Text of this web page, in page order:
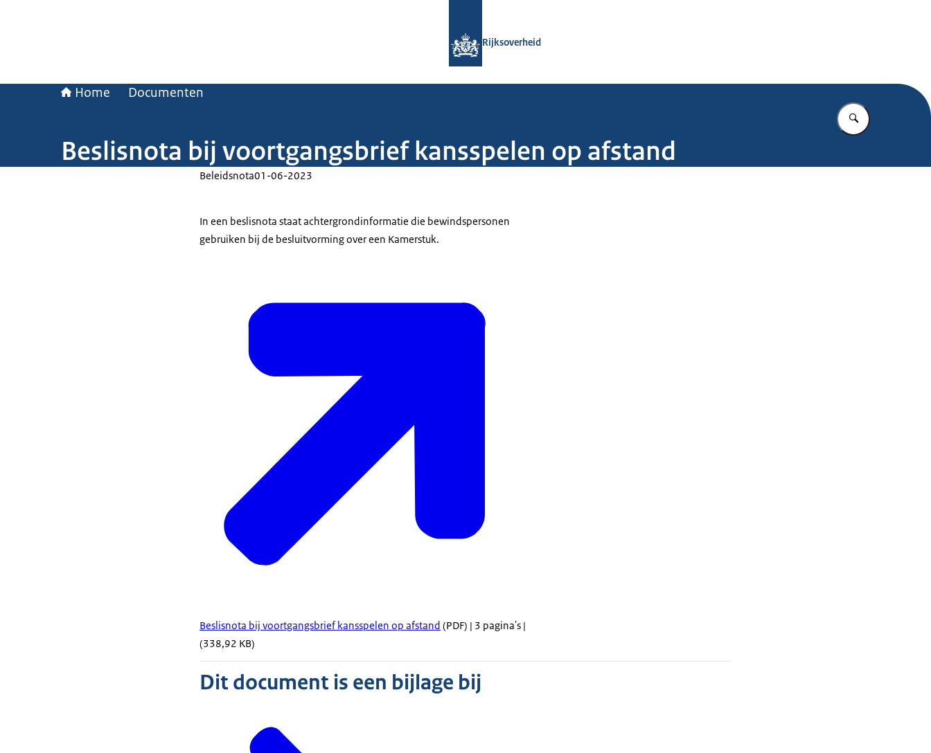
Rijksoverheid
Home Documenten
Vul in wat u
Beslisnota bij voortgangsbrief kansspelen op afstand
Beleidsnota01-06-2023
In een beslisnota staat achtergrondinformatie die bewindspersonen
gebruiken bij de besluitvorming over een Kamerstuk.
Beslisnota bij voortgangsbrief kansspelen op afstand (PDF) | 3 pagina's |
(338,92 KB)
Dit document is een bijlage bij